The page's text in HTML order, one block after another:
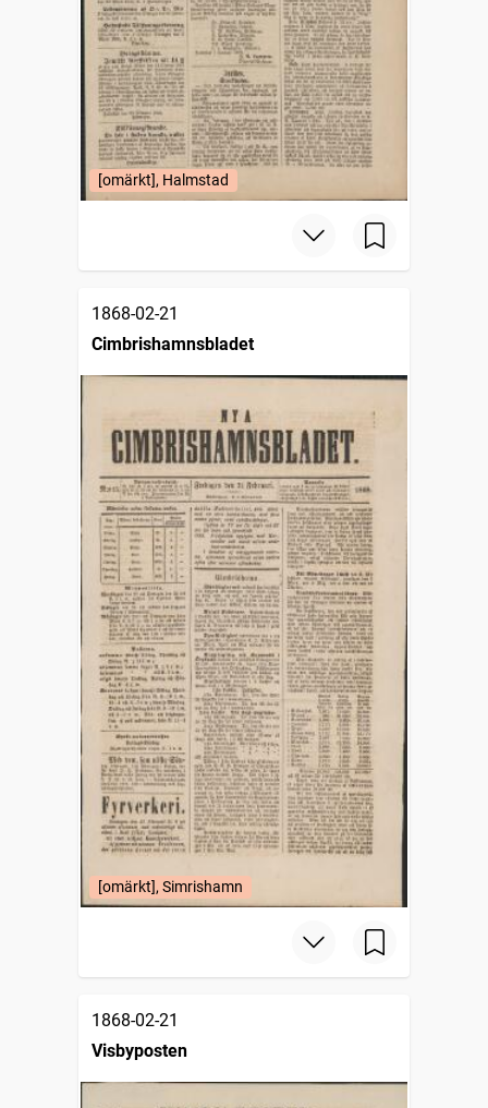
[omärkt], Halmstad
1868-02-21
Cimbrishamnsbladet
[omärkt], Simrishamn
1868-02-21
Visbyposten